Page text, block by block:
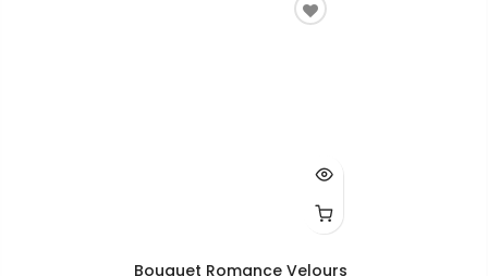
Bouquet Romance Velours